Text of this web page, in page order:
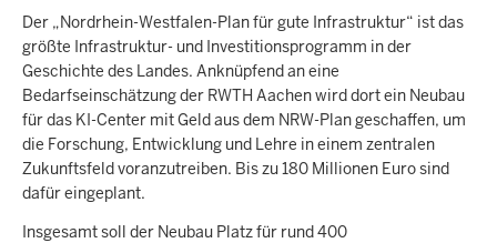
Der „Nordrhein-Westfalen-Plan für gute Infrastruktur“ ist das
größte Infrastruktur- und Investitionsprogramm in der
Geschichte des Landes. Anknüpfend an eine
Bedarfseinschätzung der RWTH Aachen wird dort ein Neubau
für das KI-Center mit Geld aus dem NRW-Plan geschaffen, um
die Forschung, Entwicklung und Lehre in einem zentralen
Zukunftsfeld voranzutreiben. Bis zu 180 Millionen Euro sind
dafür eingeplant.
Insgesamt soll der Neubau Platz für rund 400